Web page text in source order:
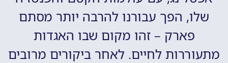
שלו, הפך עבורנו להרבה יותר מסתם
פארק – זהו מקום שבו האגדות
מתעוררות לחיים. לאחר ביקורים מרובים